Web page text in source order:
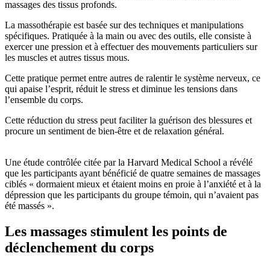
massages des tissus profonds.
La massothérapie est basée sur des techniques et manipulations
spécifiques. Pratiquée à la main ou avec des outils, elle consiste à
exercer une pression et à effectuer des mouvements particuliers sur
les muscles et autres tissus mous.
Cette pratique permet entre autres de ralentir le système nerveux, ce
qui apaise l’esprit, réduit le stress et diminue les tensions dans
l’ensemble du corps.
Cette réduction du stress peut faciliter la guérison des blessures et
procure un sentiment de bien-être et de relaxation général.
Une étude contrôlée citée par la Harvard Medical School a révélé
que les participants ayant bénéficié de quatre semaines de massages
ciblés « dormaient mieux et étaient moins en proie à l’anxiété et à la
dépression que les participants du groupe témoin, qui n’avaient pas
été massés ».
Les massages stimulent les points de
déclenchement du corps